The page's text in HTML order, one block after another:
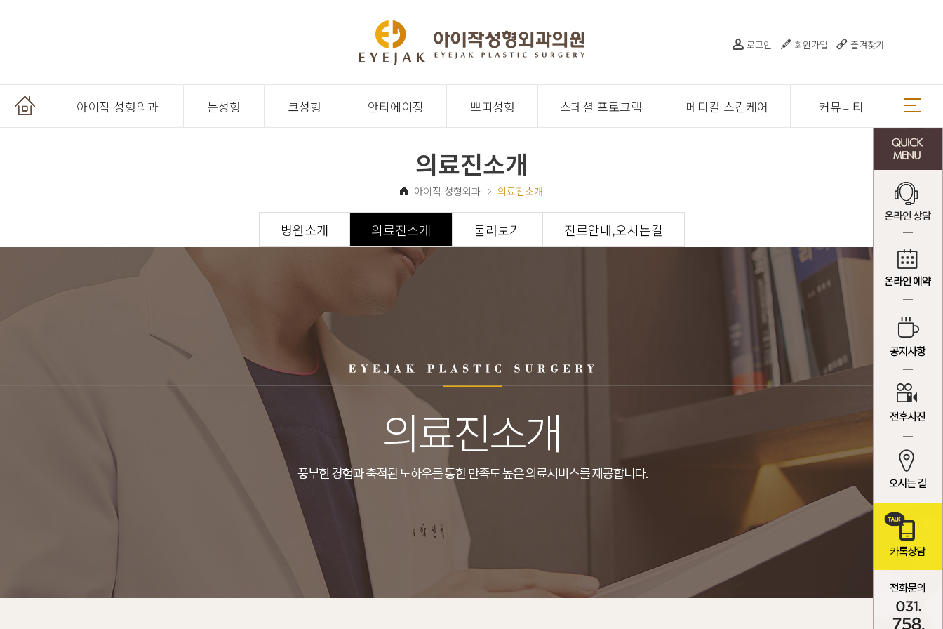
로그인 회원가입 즐겨찾기
아이작 성형외과 눈성형 코성형 안티에이징 쁘띠성형 스페셜 프로그램 메디컬 스킨케어 커뮤니티
온라인 예약
의료진소개
아이작 성형외과 의료진소개
병원소개 의료진소개 둘러보기 진료안내,오시는길